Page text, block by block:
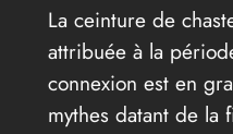
La ceinture de
attribuée à la
connexion est en
mythes datant de la